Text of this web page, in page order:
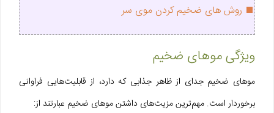
روش های ضخیم کردن موی سر
ویژگی‌ موهای ضخیم
موهای ضخیم جدای از ظاهر جذابی که دارد، از قابلیت‌هایی فراوانی
برخوردار است. مهم‌ترین مزیت‌های داشتن موهای ضخیم عبارتند از: